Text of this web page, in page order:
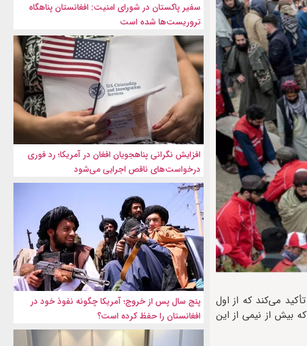
تأکید می‌کند که از اول
نشان می‌دهد که بیش از نیمی از این
سفیر پاکستان در شورای امنیت: افغانستان پناهگاه
تروریست‌ها شده است
افزایش نگرانی پناهجویان افغان در آمریکا؛ رد فوری
درخواست‌های ناقص اجرایی می‌شود
پنج سال پس از خروج؛ آمریکا چگونه نفوذ خود در
افغانستان را حفظ کرده است؟